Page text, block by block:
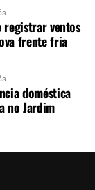
registrar ventos
frente fria
doméstica
no Jardim